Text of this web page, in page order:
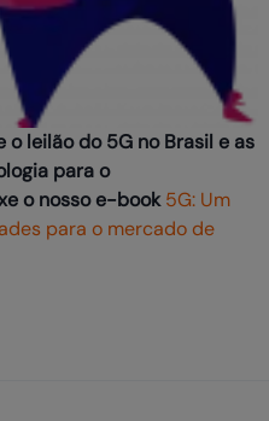
o leilão do 5G no Brasil e as
para o
o nosso e-book5G: Um
para o mercado de